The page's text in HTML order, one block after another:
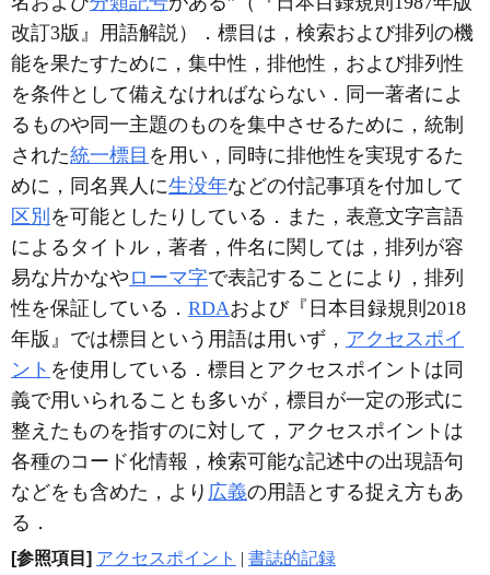
改訂3版』用語解説）．標目は，検索および排列の機
能を果たすために，集中性，排他性，および排列性
を条件として備えなければならない．同一著者によ
るものや同一主題のものを集中させるために，統制
された統一標目 を用い，同時に排他性を実現するた
めに，同名異人に生没年などの付記事項を付加して
区別 を可能としたりしている．また，表意文字言語
によるタイトル，著者，件名に関しては，排列が容
易な片かなや ローマ字で表記することにより，排列
性を保証している． RDAおよび『日本目録規則2018
年版』では標目という用語は用いず， アクセスポイ
ント を使用している．標目とアクセスポイントは同
義で用いられることも多いが，標目が一定の形式に
整えたものを指すのに対して，アクセスポイントは
各種のコード化情報，検索可能な記述中の出現語句
などをも含めた，より 広義の用語とする捉え方もあ
る．
[参照項目] アクセスポイント | 書誌的記録